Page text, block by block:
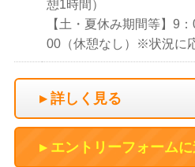
憩1時間）
【土・夏休み期間等】9：
00（休憩なし）※状況に
詳しく見る
エントリーフォーム